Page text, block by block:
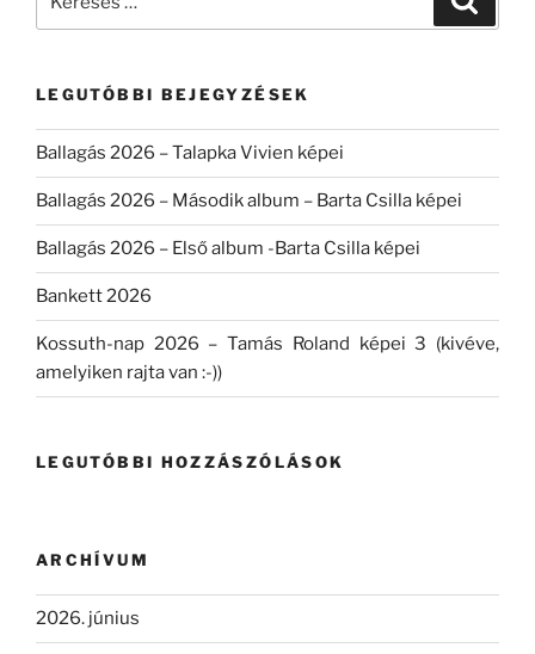
LEGUTÓBBI BEJEGYZÉSEK
Ballagás 2026 – Talapka Vivien képei
Ballagás 2026 – Második album – Barta Csilla képei
Ballagás 2026 – Első album -Barta Csilla képei
Bankett 2026
Kossuth-nap 2026 – Tamás Roland képei 3 (kivéve,
amelyiken rajta van :-))
LEGUTÓBBI HOZZÁSZÓLÁSOK
ARCHÍVUM
2026. június